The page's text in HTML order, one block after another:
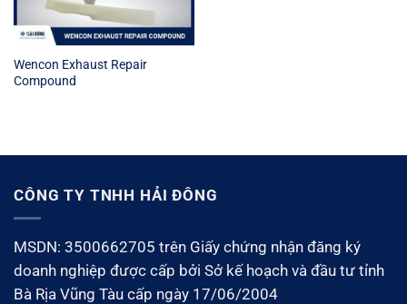
Wencon Exhaust Repair
Compound
CÔNG TY TNHH HẢI ĐÔNG
MSDN: 3500662705 trên Giấy chứng nhận đăng ký
doanh nghiệp được cấp bởi Sở kế hoạch và đầu tư tỉnh
Bà Rịa Vũng Tàu cấp ngày 17/06/2004